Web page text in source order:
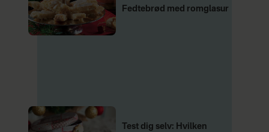
Fedtebrød med romglasur
Test dig selv: Hvilken